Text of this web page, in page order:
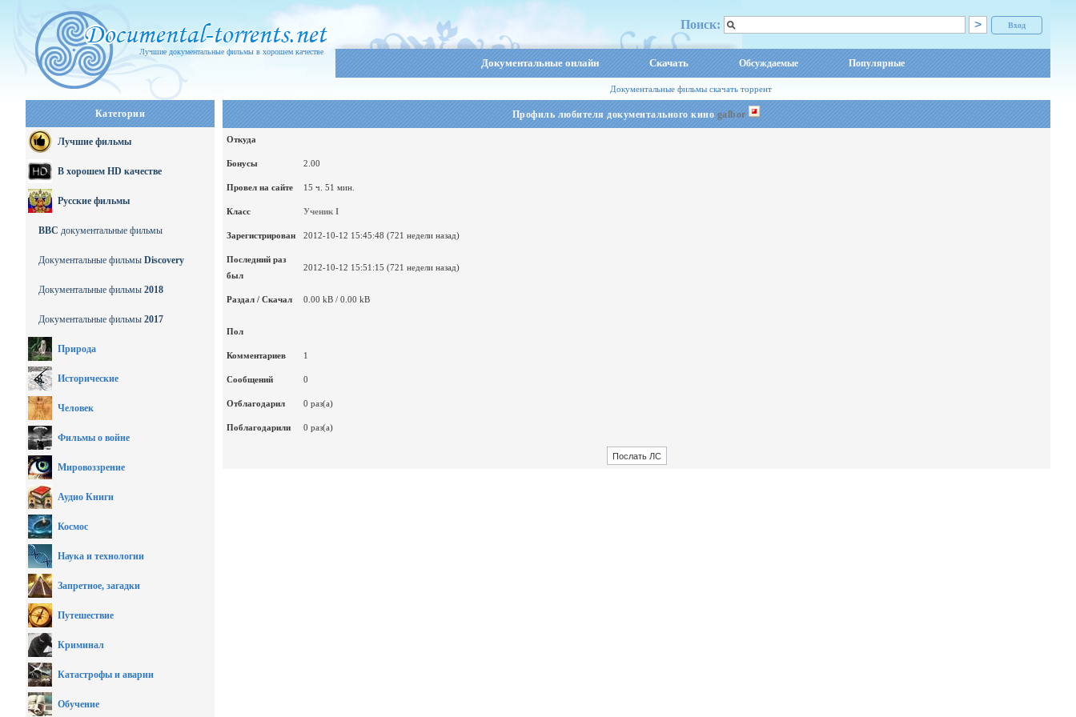
Лучшие документальные фильмы в хорошем качестве
Вход
Поиск:
Документальные онлайн Скачать Обсуждаемые Популярные
Документальные фильмы скачать торрент
Категории
Лучшие фильмы
В хорошем HD качестве
Русские фильмы
BBC документальные фильмы
Документальные фильмы Discovery
Документальные фильмы 2018
Документальные фильмы 2017
Природа
Исторические
Человек
Фильмы о войне
Мировоззрение
Аудио Книги
Космос
Наука и технологии
Запретное, загадки
Путешествие
Криминал
Катастрофы и аварии
Обучение
Профиль любителя документального кино galbor
Откуда
Бонусы 2.00
Провел на сайте 15 ч. 51 мин.
Класс Ученик I
Зарегистрирован 2012-10-12 15:45:48 (721 недели назад)
Последний раз
был
2012-10-12 15:51:15 (721 недели назад)
Раздал / Скачал 0.00 kB / 0.00 kB
Пол
Комментариев 1
Сообщений 0
Отблагодарил 0 раз(а)
Поблагодарили 0 раз(а)